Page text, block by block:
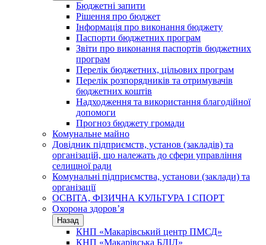
Бюджетні запити
Рішення про бюджет
Інформація про виконання бюджету
Паспорти бюджетних програм
Звіти про виконання паспортів бюджетних
програм
Перелік бюджетних, цільових програм
Перелік розпорядників та отримувачів
бюджетних коштів
Надходження та використання благодійної
допомоги
Прогноз бюджету громади
Комунальне майно
Довідник підприємств, установ (закладів) та
організацій, що належать до сфери управління
селищної ради
Комунальні підприємства, установи (заклади) та
організації
ОСВІТА, ФІЗИЧНА КУЛЬТУРА І СПОРТ
Охорона здоров’я
Назад
КНП «Макарівський центр ПМСД»
КНП «Макарівська БЛІЛ»